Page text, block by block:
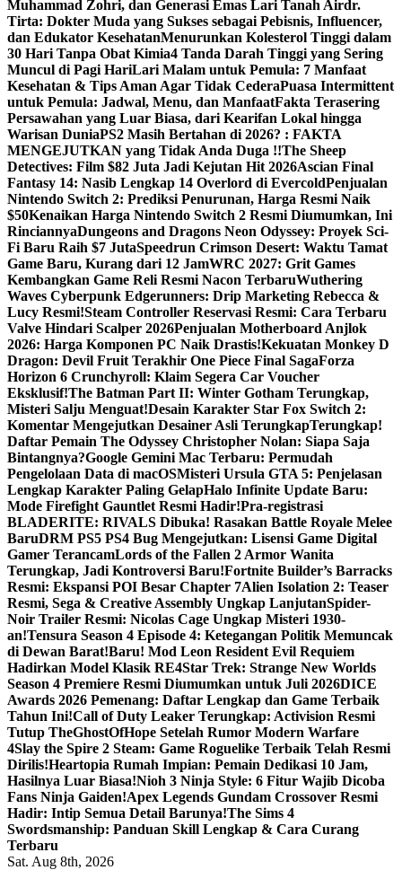
Muhammad Zohri, dan Generasi Emas Lari Tanah Airdr.
Tirta: Dokter Muda yang Sukses sebagai Pebisnis, Influencer,
dan Edukator KesehatanMenurunkan Kolesterol Tinggi dalam
30 Hari Tanpa Obat Kimia4 Tanda Darah Tinggi yang Sering
Muncul di Pagi HariLari Malam untuk Pemula: 7 Manfaat
Kesehatan & Tips Aman Agar Tidak CederaPuasa Intermittent
untuk Pemula: Jadwal, Menu, dan ManfaatFakta Terasering
Persawahan yang Luar Biasa, dari Kearifan Lokal hingga
Warisan DuniaPS2 Masih Bertahan di 2026? : FAKTA
MENGEJUTKAN yang Tidak Anda Duga !!The Sheep
Detectives: Film $82 Juta Jadi Kejutan Hit 2026Ascian Final
Fantasy 14: Nasib Lengkap 14 Overlord di EvercoldPenjualan
Nintendo Switch 2: Prediksi Penurunan, Harga Resmi Naik
$50Kenaikan Harga Nintendo Switch 2 Resmi Diumumkan, Ini
RinciannyaDungeons and Dragons Neon Odyssey: Proyek Sci-
Fi Baru Raih $7 JutaSpeedrun Crimson Desert: Waktu Tamat
Game Baru, Kurang dari 12 JamWRC 2027: Grit Games
Kembangkan Game Reli Resmi Nacon TerbaruWuthering
Waves Cyberpunk Edgerunners: Drip Marketing Rebecca &
Lucy Resmi!Steam Controller Reservasi Resmi: Cara Terbaru
Valve Hindari Scalper 2026Penjualan Motherboard Anjlok
2026: Harga Komponen PC Naik Drastis!Kekuatan Monkey D
Dragon: Devil Fruit Terakhir One Piece Final SagaForza
Horizon 6 Crunchyroll: Klaim Segera Car Voucher
Eksklusif!The Batman Part II: Winter Gotham Terungkap,
Misteri Salju Menguat!Desain Karakter Star Fox Switch 2:
Komentar Mengejutkan Desainer Asli TerungkapTerungkap!
Daftar Pemain The Odyssey Christopher Nolan: Siapa Saja
Bintangnya?Google Gemini Mac Terbaru: Permudah
Pengelolaan Data di macOSMisteri Ursula GTA 5: Penjelasan
Lengkap Karakter Paling GelapHalo Infinite Update Baru:
Mode Firefight Gauntlet Resmi Hadir!Pra-registrasi
BLADERITE: RIVALS Dibuka! Rasakan Battle Royale Melee
BaruDRM PS5 PS4 Bug Mengejutkan: Lisensi Game Digital
Gamer TerancamLords of the Fallen 2 Armor Wanita
Terungkap, Jadi Kontroversi Baru!Fortnite Builder’s Barracks
Resmi: Ekspansi POI Besar Chapter 7Alien Isolation 2: Teaser
Resmi, Sega & Creative Assembly Ungkap LanjutanSpider-
Noir Trailer Resmi: Nicolas Cage Ungkap Misteri 1930-
an!Tensura Season 4 Episode 4: Ketegangan Politik Memuncak
di Dewan Barat!Baru! Mod Leon Resident Evil Requiem
Hadirkan Model Klasik RE4Star Trek: Strange New Worlds
Season 4 Premiere Resmi Diumumkan untuk Juli 2026DICE
Awards 2026 Pemenang: Daftar Lengkap dan Game Terbaik
Tahun Ini!Call of Duty Leaker Terungkap: Activision Resmi
Tutup TheGhostOfHope Setelah Rumor Modern Warfare
4Slay the Spire 2 Steam: Game Roguelike Terbaik Telah Resmi
Dirilis!Heartopia Rumah Impian: Pemain Dedikasi 10 Jam,
Hasilnya Luar Biasa!Nioh 3 Ninja Style: 6 Fitur Wajib Dicoba
Fans Ninja Gaiden!Apex Legends Gundam Crossover Resmi
Hadir: Intip Semua Detail Barunya!The Sims 4
Swordsmanship: Panduan Skill Lengkap & Cara Curang
Terbaru
Sat. Aug 8th, 2026